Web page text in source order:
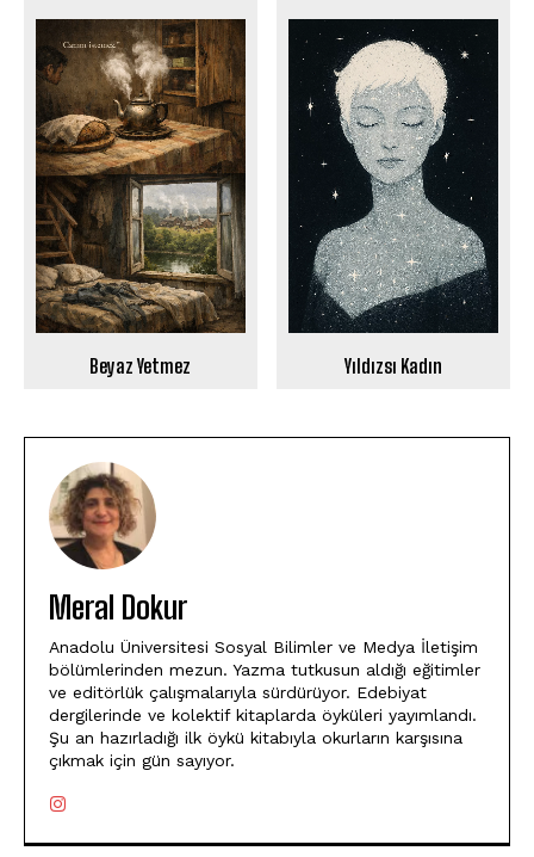
Beyaz Yetmez Yıldızsı Kadın
Meral Dokur
Anadolu Üniversitesi Sosyal Bilimler ve Medya İletişim
bölümlerinden mezun. Yazma tutkusun aldığı eğitimler
ve editörlük çalışmalarıyla sürdürüyor. Edebiyat
dergilerinde ve kolektif kitaplarda öyküleri yayımlandı.
Şu an hazırladığı ilk öykü kitabıyla okurların karşısına
çıkmak için gün sayıyor.